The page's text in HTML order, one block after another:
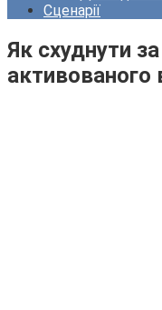
Сценарії
Як схуднути
активованого